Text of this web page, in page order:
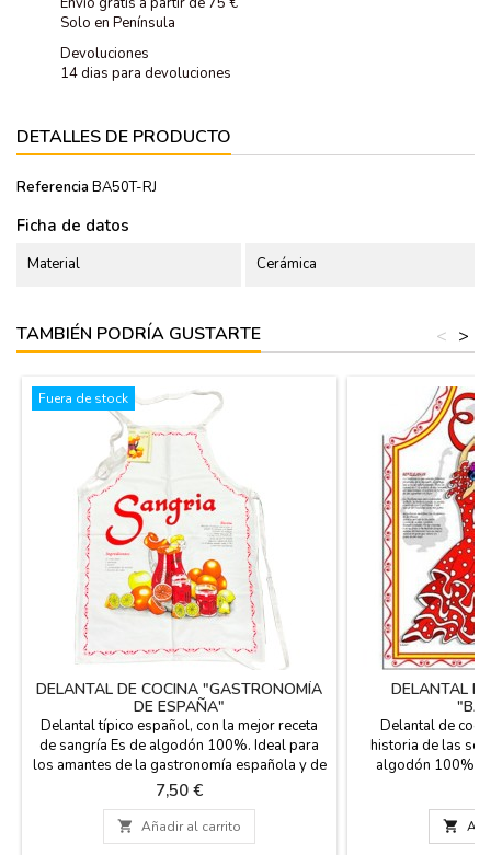
Solo en Península
Devoluciones
14 dias para devoluciones
DETALLES DE PRODUCTO
Referencia BA50T-RJ
Ficha de datos
Material Cerámica
TAMBIÉN PODRÍA GUSTARTE >
<
Fuera de stock
DELANTAL DE COCINA "GASTRONOMÍA
DE ESPAÑA"
Delantal típico español, con la mejor receta
de sangría Es de algodón 100%. Ideal para
los amantes de la gastronomía española y de
la cocina en general. Talla única para
adultos. ¡Consigue un recuerdo único con
nuestros delantales souvenirs! Medidas: 60
cm x 78 cm
Precio
7,50 €
 Añadir al carrito
DELANTAL
Delantal de
historia de las
algodón 100%,
cocineros. Lavar
cm
